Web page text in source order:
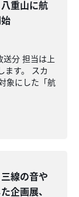
重山に航
送分 担当は上
ます。 スカ
象にした「航
線の音や
企画展、